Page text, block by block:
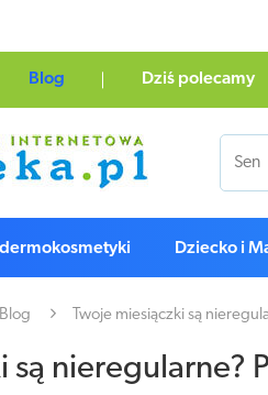
Blog Dziś polecamy
Dziecko i
Blog Twoje miesiączki są
są nieregularne?